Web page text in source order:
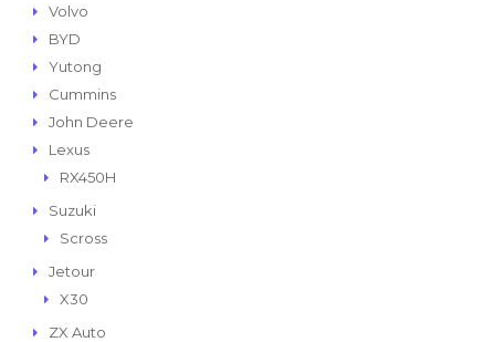
Volvo
BYD
Yutong
Cummins
John Deere
Lexus
RX450H
Suzuki
Scross
Jetour
X30
ZX Auto